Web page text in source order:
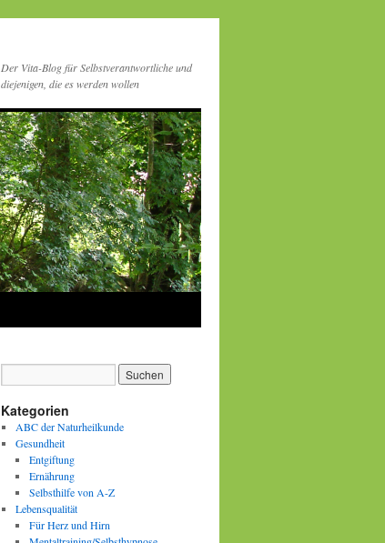
Der Vita-Blog für Selbstverantwortliche und
diejenigen, die es werden wollen
Kategorien
ABC der Naturheilkunde
Gesundheit
Entgiftung
Ernährung
Selbsthilfe von A-Z
Lebensqualität
Für Herz und Hirn